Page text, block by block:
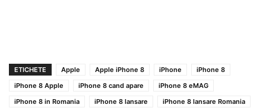
ETICHETE Apple Apple iPhone 8 iPhone
iPhone 8
iPhone 8 Apple
iPhone 8 cand apare
iPhone 8 eMAG
iPhone 8 in Romania
iPhone 8 lansare
iPhone 8 lansare Romania